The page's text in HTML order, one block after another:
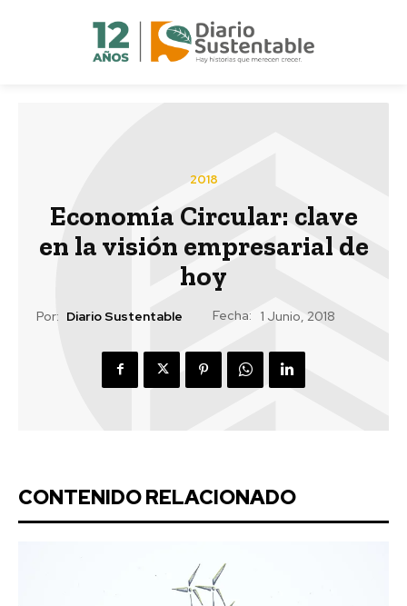
2018
Economía Circular: clave
en la visión empresarial de
hoy
Por: Diario Sustentable Fecha: 1 Junio, 2018
CONTENIDO RELACIONADO